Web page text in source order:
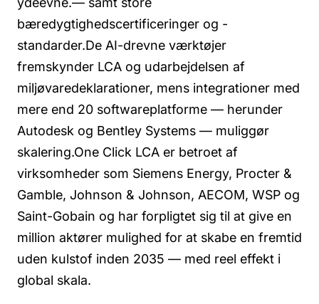
bæredygtighedscertificeringer og -
standarder.De AI-drevne værktøjer
fremskynder LCA og udarbejdelsen af
miljøvaredeklarationer, mens integrationer med
mere end 20 softwareplatforme — herunder
Autodesk og Bentley Systems — muliggør
skalering.One Click LCA er betroet af
virksomheder som Siemens Energy, Procter &
Gamble, Johnson & Johnson, AECOM, WSP og
Saint-Gobain og har forpligtet sig til at give en
million aktører mulighed for at skabe en fremtid
uden kulstof inden 2035 — med reel effekt i
global skala.